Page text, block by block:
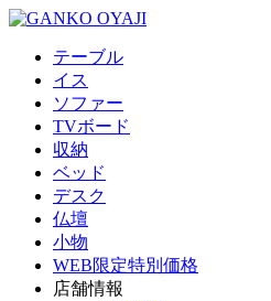
テーブル
イス
ソファー
TVボード
収納
ベッド
デスク
仏壇
小物
WEB限定特別価格
店舗情報